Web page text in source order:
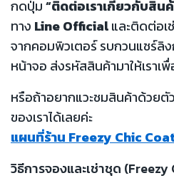
กดปุ่ม“ติดต่อเราเกี่ยวกับสิน
ทาง Line Officialและติดต่อเ
จากคอมพิวเตอร์ รบกวนแชร์ลิ
หน้าจอ ส่งรหัสสินค้ามาให้เราเ
หรือถ้าอยากแวะชมสินค้าด้วยตั
ของเราได้เลยค่ะ
แผนที่ร้าน Freezy Chic
วิธีการจองและเช่าชุด